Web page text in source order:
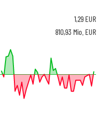
1,29 EUR
810,93 Mio. EUR